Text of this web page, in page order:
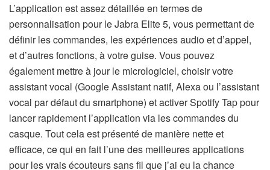
L’application est assez détaillée en termes de
personnalisation pour le Jabra Elite 5, vous permettant de
définir les commandes, les expériences audio et d’appel,
et d’autres fonctions, à votre guise. Vous pouvez
également mettre à jour le micrologiciel, choisir votre
assistant vocal (Google Assistant natif, Alexa ou l’assistant
vocal par défaut du smartphone) et activer Spotify Tap pour
lancer rapidement l’application via les commandes du
casque. Tout cela est présenté de manière nette et
efficace, ce qui en fait l’une des meilleures applications
pour les vrais écouteurs sans fil que j’ai eu la chance